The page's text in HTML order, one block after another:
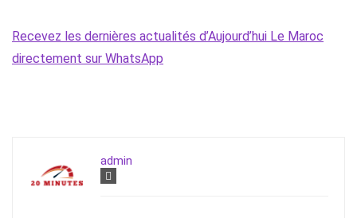
Recevez les dernières actualités d’Aujourd’hui Le Maroc
directement sur WhatsApp
admin